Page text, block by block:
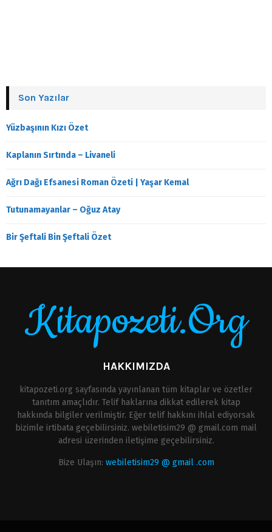
Son Yazılar
Yüzbaşının Kızı Özet
Kaplanın Sırtında – Livaneli
Ağrı Dağı Efsanesi Roman Özeti | Yaşar Kemal
Tutunamayanlar – Oğuz Atay
Bir Şeftali Bin Şeftali Özet
Kitapozeti.Org
HAKKIMIZDA
kitapozeti.org sayfasında yayınlanan tüm kitaplar ve özetler
tanıtım amaçlıdır. Telif haklarına dikkat edilerek kitap
hakkında bilgiler verilmiştir. Eğer telif hakkını ihlal ediyorsak
bizimle irtibata geçebilirsiniz. webiletisim29 @ gmail.com mail
adresi üzerinden iletişime geçebilirsiniz.
Bize Ulaşın: webiletisim29 @ gmail .com